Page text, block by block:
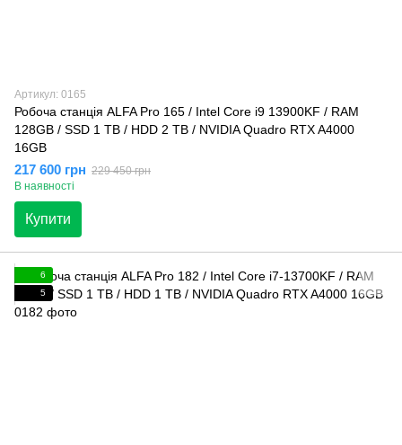
Артикул: 0165
Робоча станція ALFA Pro 165 / Intel Core i9 13900KF / RAM
128GB / SSD 1 TB / HDD 2 TB / NVIDIA Quadro RTX A4000
16GB
217 600 грн 229 450 грн
В наявності
Купити
6
5